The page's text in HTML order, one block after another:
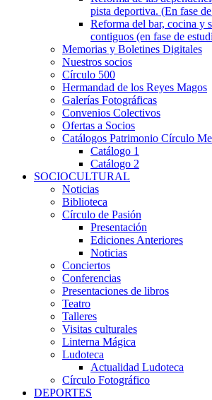
pista deportiva. (En fase
Reforma del bar, cocina y
contiguos (en fase de
Memorias y Boletines Digitales
Nuestros socios
Círculo 500
Hermandad de los Reyes Magos
Galerías Fotográficas
Convenios Colectivos
Ofertas a Socios
Catálogos Patrimonio Círculo
Catálogo 1
Catálogo 2
SOCIOCULTURAL
Noticias
Biblioteca
Círculo de Pasión
Presentación
Ediciones Anteriores
Noticias
Conciertos
Conferencias
Presentaciones de libros
Teatro
Talleres
Visitas culturales
Linterna Mágica
Ludoteca
Actualidad Ludoteca
Círculo Fotográfico
DEPORTES